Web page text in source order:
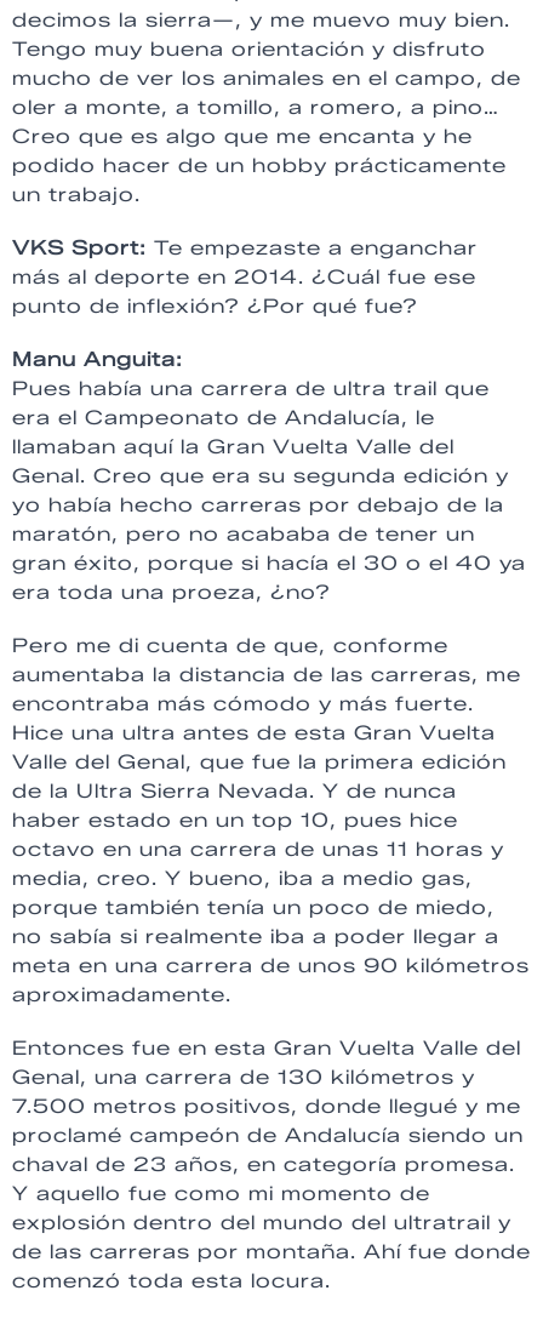
decimos la sierra—, y me muevo muy bien.
Tengo muy buena orientación y disfruto
mucho de ver los animales en el campo, de
oler a monte, a tomillo, a romero, a pino…
Creo que es algo que me encanta y he
podido hacer de un hobby prácticamente
un trabajo.
VKS Sport: Te empezaste a enganchar
más al deporte en 2014. ¿Cuál fue ese
punto de inflexión? ¿Por qué fue?
Manu Anguita:
Pues había una carrera de ultra trail que
era el Campeonato de Andalucía, le
llamaban aquí la Gran Vuelta Valle del
Genal. Creo que era su segunda edición y
yo había hecho carreras por debajo de la
maratón, pero no acababa de tener un
gran éxito, porque si hacía el 30 o el 40 ya
era toda una proeza, ¿no?
Pero me di cuenta de que, conforme
aumentaba la distancia de las carreras, me
encontraba más cómodo y más fuerte.
Hice una ultra antes de esta Gran Vuelta
Valle del Genal, que fue la primera edición
de la Ultra Sierra Nevada. Y de nunca
haber estado en un top 10, pues hice
octavo en una carrera de unas 11 horas y
media, creo. Y bueno, iba a medio gas,
porque también tenía un poco de miedo,
no sabía si realmente iba a poder llegar a
meta en una carrera de unos 90 kilómetros
aproximadamente.
Entonces fue en esta Gran Vuelta Valle del
Genal, una carrera de 130 kilómetros y
7.500 metros positivos, donde llegué y me
proclamé campeón de Andalucía siendo un
chaval de 23 años, en categoría promesa.
Y aquello fue como mi momento de
explosión dentro del mundo del ultratrail y
de las carreras por montaña. Ahí fue donde
comenzó toda esta locura.